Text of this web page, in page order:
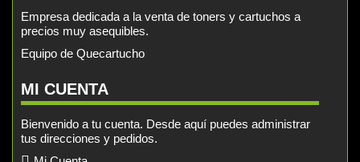
Empresa dedicada a la venta de toners y cartuchos a
precios muy asequibles.
Equipo de Quecartucho
MI CUENTA
Bienvenido a tu cuenta. Desde aquí puedes administrar
tus direcciones y pedidos.